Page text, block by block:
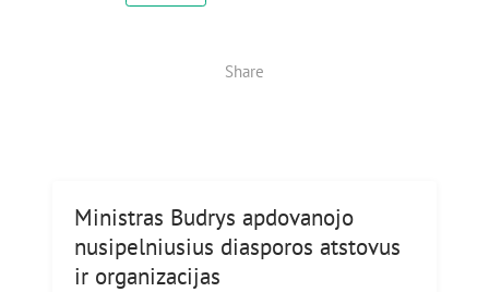
Share
Ministras Budrys apdovanojo
nusipelniusius diasporos atstovus
ir organizacijas